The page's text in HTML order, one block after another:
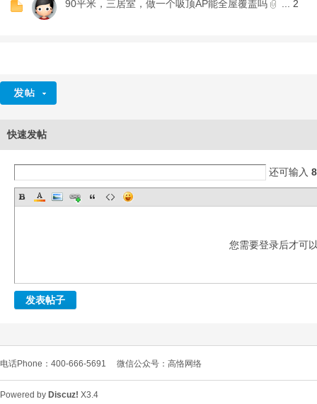
90平米，三居室，做一个吸顶AP能全屋覆盖吗 2
快速发帖
还可输入
您需要登录后才可
发表帖子
电话Phone：400-666-5691 微信公众号：高恪网络
Powered by Discuz! X3.4